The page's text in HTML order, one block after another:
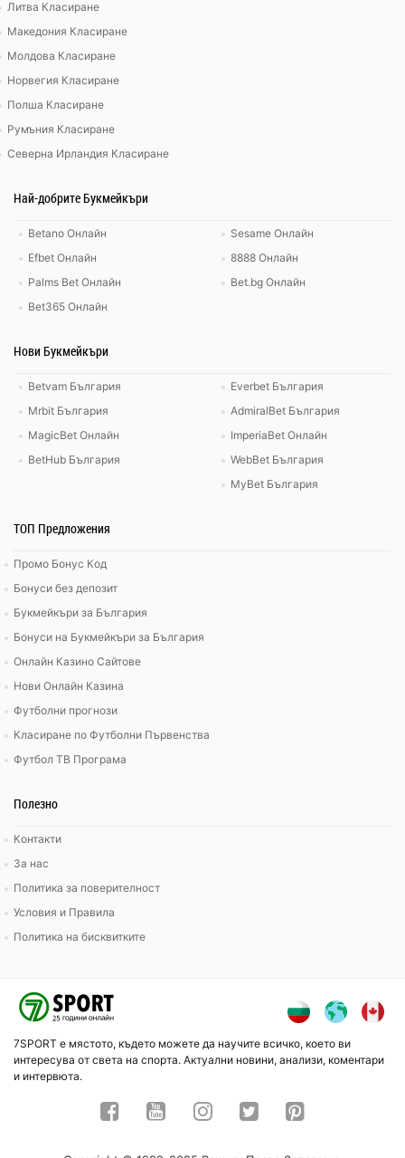
Литва Класиране
Македония Класиране
Молдова Класиране
Норвегия Класиране
Полша Класиране
Румъния Класиране
Северна Ирландия Класиране
Най-добрите Букмейкъри
Betano Онлайн
Efbet Онлайн
Palms Bet Онлайн
Bet365 Онлайн
Sesame Онлайн
8888 Онлайн
Bet.bg Онлайн
Нови Букмейкъри
Betvam България
Mrbit България
MagicBet Онлайн
BetHub България
Everbet България
AdmiralBet България
ImperiaBet Онлайн
WebBet България
MyBet България
ТОП Предложения
Промо Бонус Код
Бонуси без депозит
Букмейкъри за България
Бонуси на Букмейкъри за България
Онлайн Казино Сайтове
Нови Онлайн Казина
Футболни прогнози
Класиране по Футболни Първенства
Футбол ТВ Програма
Полезно
Контакти
За нас
Политика за поверителност
Условия и Правила
Политика на бисквитките
7SPORT е мястото, където можете да научите всичко, което ви
интересува от света на спорта. Актуални новини, анализи, коментари
и интервюта.